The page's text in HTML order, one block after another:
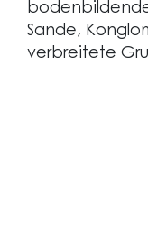
Sande,
verbreitete